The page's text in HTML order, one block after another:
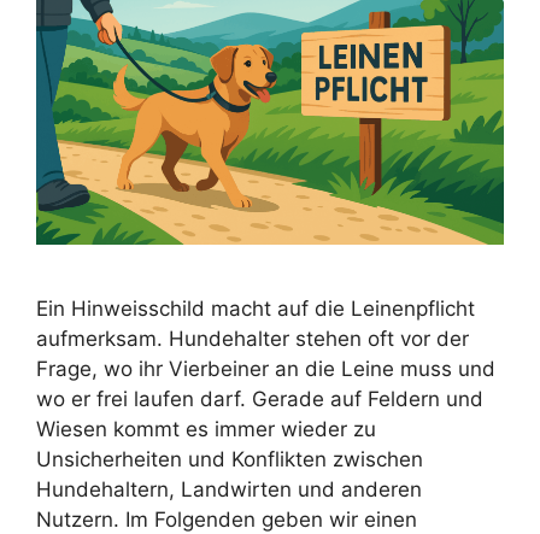
Ein Hinweisschild macht auf die Leinenpflicht
aufmerksam. Hundehalter stehen oft vor der
Frage, wo ihr Vierbeiner an die Leine muss und
wo er frei laufen darf. Gerade auf Feldern und
Wiesen kommt es immer wieder zu
Unsicherheiten und Konflikten zwischen
Hundehaltern, Landwirten und anderen
Nutzern. Im Folgenden geben wir einen